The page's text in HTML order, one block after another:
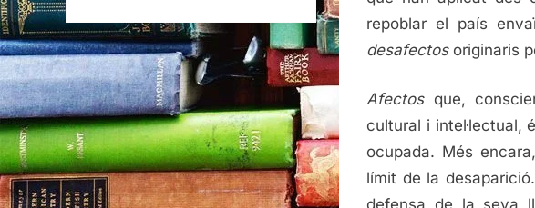
repoblar el país
desafectosoriginaris
Afectosque,
cultural i intel·lectual,
ocupada. Més
límit de la